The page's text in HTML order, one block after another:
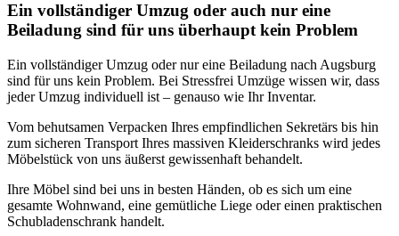
Ein vollständiger Umzug oder auch nur eine
Beiladung sind für uns überhaupt kein Problem
Ein vollständiger Umzug oder nur eine Beiladung nach Augsburg
sind für uns kein Problem. Bei Stressfrei Umzüge wissen wir, dass
jeder Umzug individuell ist – genauso wie Ihr Inventar.
Vom behutsamen Verpacken Ihres empfindlichen Sekretärs bis hin
zum sicheren Transport Ihres massiven Kleiderschranks wird jedes
Möbelstück von uns äußerst gewissenhaft behandelt.
Ihre Möbel sind bei uns in besten Händen, ob es sich um eine
gesamte Wohnwand, eine gemütliche Liege oder einen praktischen
Schubladenschrank handelt.